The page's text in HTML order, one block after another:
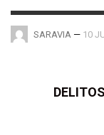
SARAVIA — 10